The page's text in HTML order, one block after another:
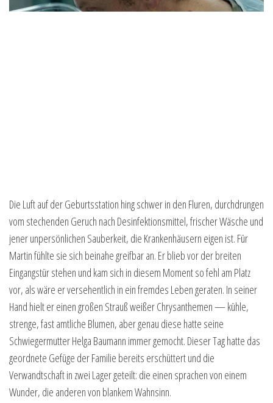
Die Luft auf der Geburtsstation hing schwer in den Fluren, durchdrungen
vom stechenden Geruch nach Desinfektionsmittel, frischer Wäsche und
jener unpersönlichen Sauberkeit, die Krankenhäusern eigen ist. Für
Martin fühlte sie sich beinahe greifbar an. Er blieb vor der breiten
Eingangstür stehen und kam sich in diesem Moment so fehl am Platz
vor, als wäre er versehentlich in ein fremdes Leben geraten. In seiner
Hand hielt er einen großen Strauß weißer Chrysanthemen — kühle,
strenge, fast amtliche Blumen, aber genau diese hatte seine
Schwiegermutter Helga Baumann immer gemocht. Dieser Tag hatte das
geordnete Gefüge der Familie bereits erschüttert und die
Verwandtschaft in zwei Lager geteilt: die einen sprachen von einem
Wunder, die anderen von blankem Wahnsinn.